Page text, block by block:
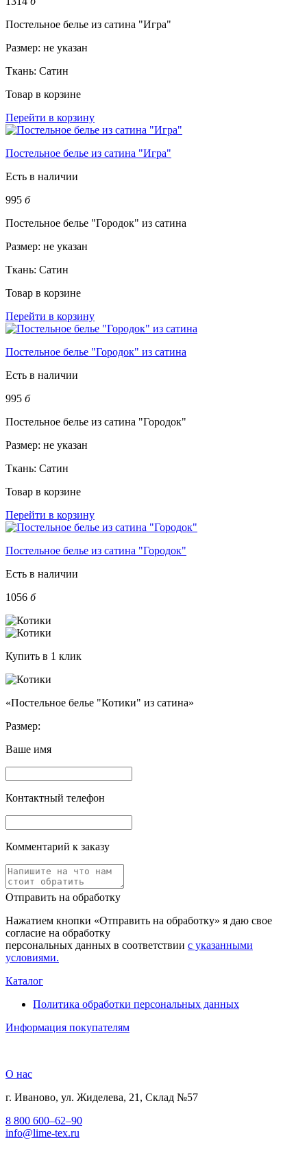
Постельное белье из сатина "Игра"
Размер: не указан
Ткань: Сатин
Товар в корзине
Перейти в корзину
Постельное белье из сатина "Игра"
Есть в наличии
995 б
Постельное белье "Городок" из сатина
Размер: не указан
Ткань: Сатин
Товар в корзине
Перейти в корзину
Постельное белье "Городок" из сатина
Есть в наличии
995 б
Постельное белье из сатина "Городок"
Размер: не указан
Ткань: Сатин
Товар в корзине
Перейти в корзину
Постельное белье из сатина "Городок"
Есть в наличии
1056 б
Купить в 1 клик
«Постельное белье "Котики" из сатина»
Размер:
Ваше имя
Контактный телефон
Комментарий к заказу
Отправить на обработку
Нажатием кнопки «Отправить на обработку» я даю свое
согласие на обработку
персональных данных в соответствии с указанными
условиями.
Каталог
Политика обработки персональных данных
Информация покупателям
О нас
г. Иваново, ул. Жиделева, 21, Склад №57
8 800 600–62–90
info@lime-tex.ru